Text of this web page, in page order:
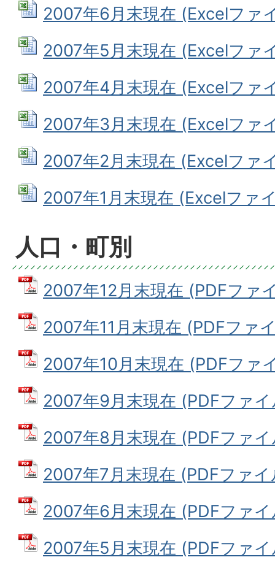
2007年6月末現在 (Excelファ
2007年5月末現在 (Excelファ
2007年4月末現在 (Excelファ
2007年3月末現在 (Excelファ
2007年2月末現在 (Excelファ
2007年1月末現在 (Excelファ
人口・町別
2007年12月末現在 (PDFファ
2007年11月末現在 (PDFファ
2007年10月末現在 (PDFファ
2007年9月末現在 (PDFファ
2007年8月末現在 (PDFファ
2007年7月末現在 (PDFファ
2007年6月末現在 (PDFファ
2007年5月末現在 (PDFファ